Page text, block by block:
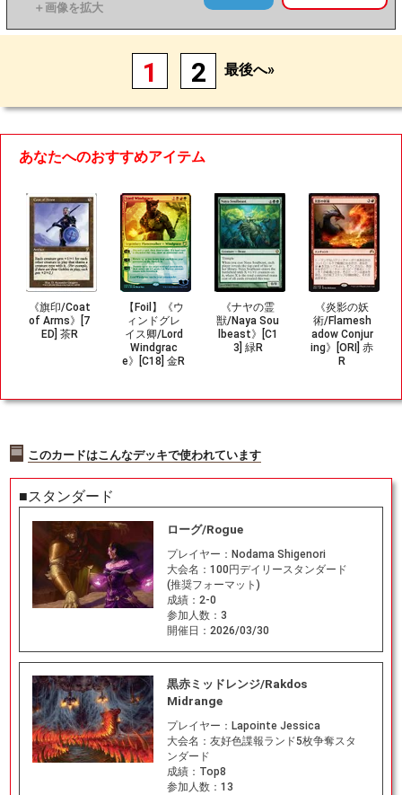
1 2 最後へ»
あなたへのおすすめアイテム
《旗印/Coat
of Arms》[7
ED] 茶R
【Foil】《ウ
ィンドグレ
イス卿/Lord
Windgrac
e》[C18] 金R
《ナヤの霊
獣/Naya Sou
lbeast》[C1
3] 緑R
《炎影の妖
術/Flamesh
adow Conjur
ing》[ORI] 赤
R
このカードはこんなデッキで使われています
■スタンダード
ローグ/Rogue
プレイヤー： Nodama Shigenori
大会名： 100円デイリースタンダード
(推奨フォーマット)
成績： 2-0
参加人数： 3
開催日： 2026/03/30
黒赤ミッドレンジ/Rakdos
Midrange
プレイヤー： Lapointe Jessica
大会名： 友好色諜報ランド5枚争奪スタ
ンダード
成績： Top8
参加人数： 13